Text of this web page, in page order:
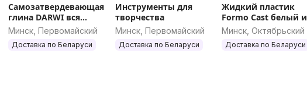
Самозатвердевающая
глина DARWI вся
линейка
Минск, Первомайский
Доставка по Беларуси
Инструменты для
творчества
Минск, Первомайский
Доставка по Беларуси
Жидкий пластик
Formo Cast белый и
прозрачный
Минск, Октябрьский
Доставка по Беларуси